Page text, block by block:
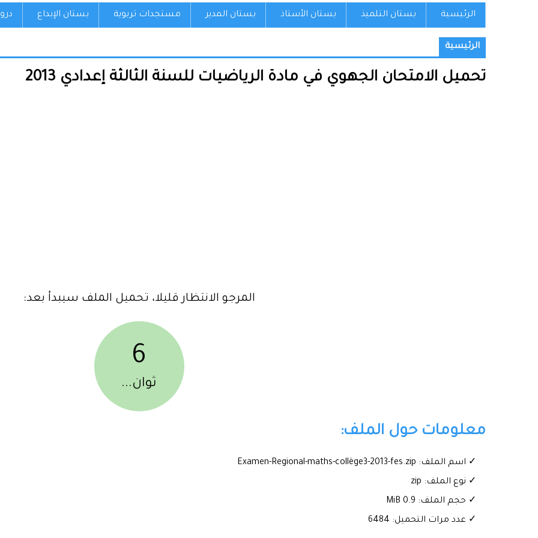
الرئيسية بستان التلميذ بستان الأستاذ بستان المدير مستجدات تربوية بستان الإبداع
الرئيسية
تحميل الامتحان الجهوي في مادة الرياضيات للسنة الثالثة إعدادي 2013
المرجو الانتظار قليلا، تحميل الملف سيبدأ بعد:
6
ثوان...
معلومات حول الملف:
✓ اسم الملف: Examen-Regional-maths-collège3-2013-fes.zip
✓ نوع الملف: zip
✓ حجم الملف: 0.9 MiB
✓ عدد مرات التحميل: 6484